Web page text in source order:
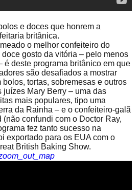
e doces que honrem a
britânica.
o melhor confeiteiro do
gosto da vitória – pelo menos
é deste programa britânico em que
são desafiados a mostrar
bolos, tortas, sobremesas e outros
juízes Mary Berry – uma das
mais populares, tipo uma
da Rainha – e o confeiteiro-galã
(não confundi com o Doctor Ray,
fez tanto sucesso na
exportado para os EUA com o
British Baking Show.